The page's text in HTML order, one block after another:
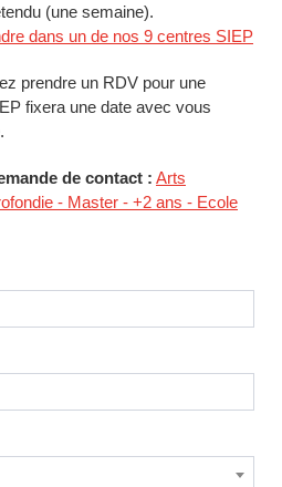
(une semaine).
dans un de nos 9 centres SIEP
prendre un RDV pour une
fixera une date avec vous
de contact : Arts
- Master - +2 ans - Ecole